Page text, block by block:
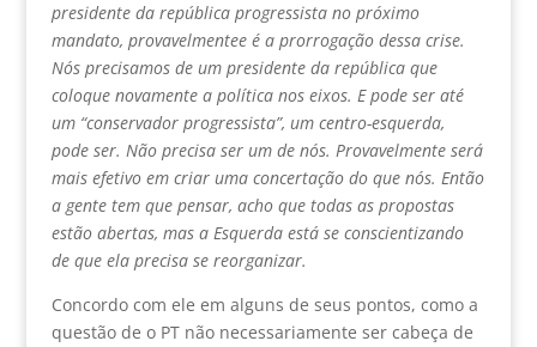
presidente da república progressista no próximo
mandato, provavelmentee é a prorrogação dessa crise.
Nós precisamos de um presidente da república que
coloque novamente a política nos eixos. E pode ser até
um “conservador progressista”, um centro-esquerda,
pode ser. Não precisa ser um de nós. Provavelmente será
mais efetivo em criar uma concertação do que nós. Então
a gente tem que pensar, acho que todas as propostas
estão abertas, mas a Esquerda está se conscientizando
de que ela precisa se reorganizar.
Concordo com ele em alguns de seus pontos, como a
questão de o PT não necessariamente ser cabeça de